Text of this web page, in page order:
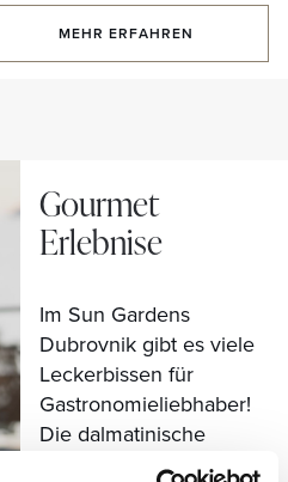
MEHR ERFAHREN
Gourmet
Erlebnise
Im Sun Gardens
Dubrovnik gibt es viele
Leckerbissen für
Gastronomieliebhaber!
Die dalmatinische
Küche zieht aus gutem